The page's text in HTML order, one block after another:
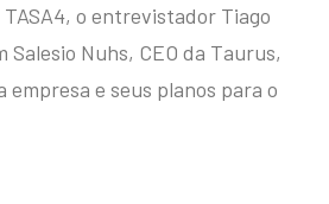
o entrevistador Tiago
Salesio Nuhs, CEO da Taurus,
empresa e seus planos para o